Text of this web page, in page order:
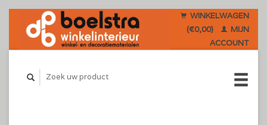
WINKELWAGEN
(€0,00)
MIJN
ACCOUNT